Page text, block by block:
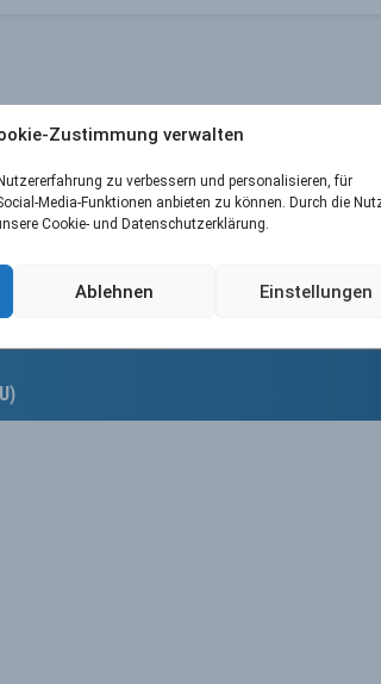
Zustimmung verwalten
zu verbessern und personalisieren, für
Media-Funktionen anbieten zu können. Durch die
Cookie- und Datenschutzerklärung.
Ablehnen Einstellungen